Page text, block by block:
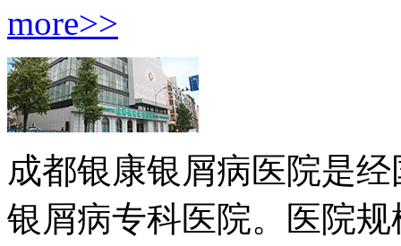
more>>
成都银康银屑病医院是
银屑病专科医院。医院规